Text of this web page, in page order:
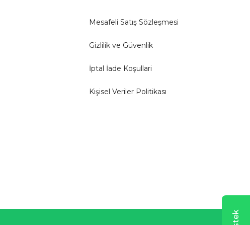
Mesafeli Satış Sözleşmesi
Gizlilik ve Güvenlik
İptal İade Koşullari
Kişisel Veriler Politikası